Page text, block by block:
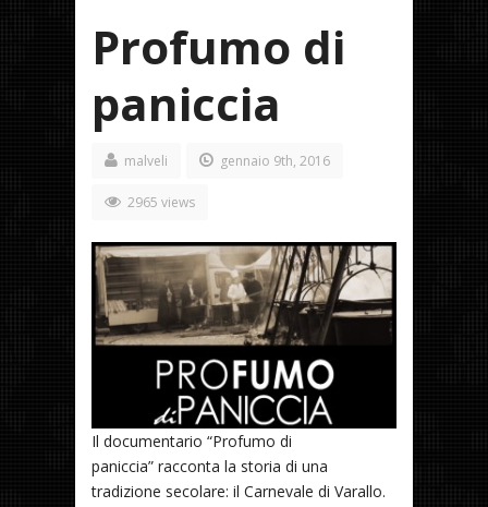
Profumo di
paniccia
malveli gennaio 9th, 2016
2965 views
Il documentario “Profumo di
paniccia” racconta la storia di una
tradizione secolare: il Carnevale di Varallo.